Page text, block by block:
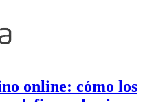
online: cómo los